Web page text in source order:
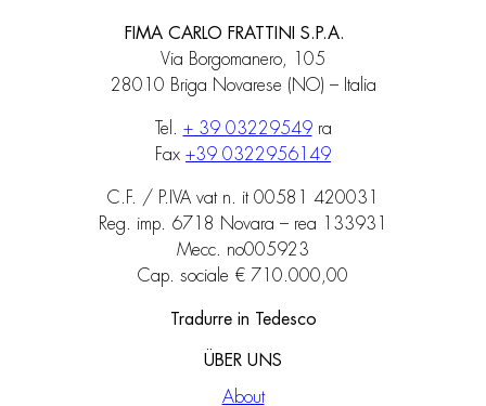
FIMA CARLO FRATTINI S.P.A.
Via Borgomanero, 105
28010 Briga Novarese (NO) – Italia
Tel. + 39 03229549ra
Fax +39 0322956149
C.F. / P.IVA vat n. it 00581 420031
Reg. imp. 6718 Novara – rea 133931
Mecc. no005923
Cap. sociale € 710.000,00
Tradurre in Tedesco
ÜBER UNS
About